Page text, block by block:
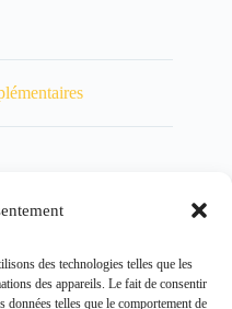
des technologies telles que les
des appareils. Le fait de consentir
données telles que le comportement de
36 kg
FRANCE SAS